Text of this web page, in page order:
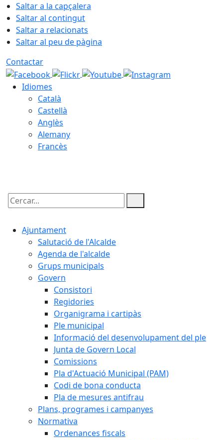
Saltar a la capçalera
Saltar al contingut
Saltar a relacionats
Saltar al peu de pàgina
Contactar
Idiomes
Català
Castellà
Anglès
Alemany
Francès
Cercar:
Ajuntament
Salutació de l'Alcalde
Agenda de l'alcalde
Grups municipals
Govern
Consistori
Regidories
Organigrama i cartipàs
Ple municipal
Informació del desenvolupament del ple
Junta de Govern Local
Comissions
Pla d'Actuació Municipal (PAM)
Codi de bona conducta
Pla de mesures antifrau
Plans, programes i campanyes
Normativa
Ordenances fiscals